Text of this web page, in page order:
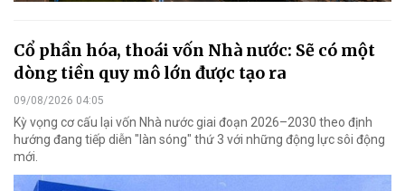
Cổ phần hóa, thoái vốn Nhà nước: Sẽ có một
dòng tiền quy mô lớn được tạo ra
09/08/2026 04:05
Kỳ vọng cơ cấu lại vốn Nhà nước giai đoạn 2026–2030 theo định
hướng đang tiếp diễn "làn sóng" thứ 3 với những động lực sôi động
mới.